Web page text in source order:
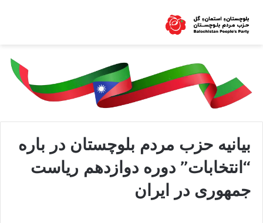
بيانيه حزب مردم بلوچستان در باره
“انتخابات” دوره دوازدهم رياست
جمهوری در ايران